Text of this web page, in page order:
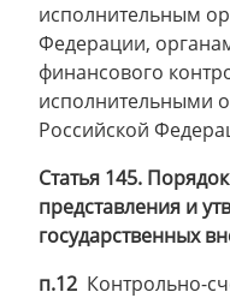
исполнительным
Федерации,
финансового
исполнительными
Российской
Статья 145.
представления и
государственных
п.12 Контрольно-